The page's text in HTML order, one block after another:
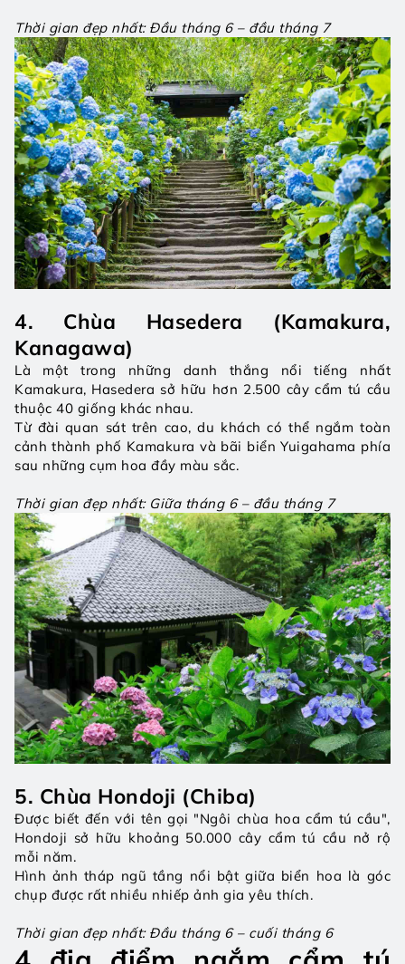
Thời gian đẹp nhất: Đầu tháng 6 – đầu tháng 7
4. Chùa Hasedera (Kamakura,
Kanagawa)
Là một trong những danh thắng nổi tiếng nhất
Kamakura, Hasedera sở hữu hơn 2.500 cây cẩm tú cầu
thuộc 40 giống khác nhau.
Từ đài quan sát trên cao, du khách có thể ngắm toàn
cảnh thành phố Kamakura và bãi biển Yuigahama phía
sau những cụm hoa đầy màu sắc.
Thời gian đẹp nhất: Giữa tháng 6 – đầu tháng 7
5. Chùa Hondoji (Chiba)
Được biết đến với tên gọi "Ngôi chùa hoa cẩm tú cầu",
Hondoji sở hữu khoảng 50.000 cây cẩm tú cầu nở rộ
mỗi năm.
Hình ảnh tháp ngũ tầng nổi bật giữa biển hoa là góc
chụp được rất nhiều nhiếp ảnh gia yêu thích.
Thời gian đẹp nhất: Đầu tháng 6 – cuối tháng 6